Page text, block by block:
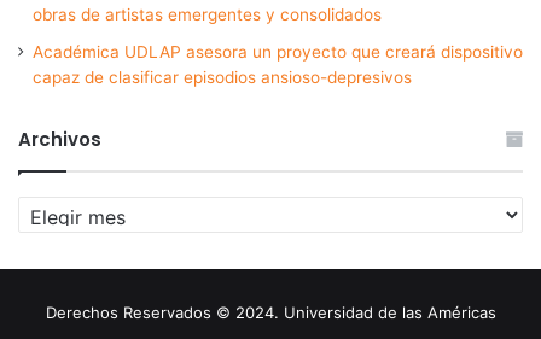
obras de artistas emergentes y consolidados
Académica UDLAP asesora un proyecto que creará dispositivo
capaz de clasificar episodios ansioso-depresivos
Archivos
Archivos
Derechos Reservados © 2024. Universidad de las Américas